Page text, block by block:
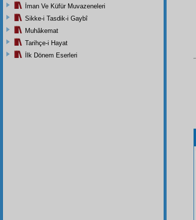
İman Ve Küfür Muvazeneleri
Sikke-i Tasdik-i Gaybî
Muhâkemat
Tarihçe-i Hayat
İlk Dönem Eserleri